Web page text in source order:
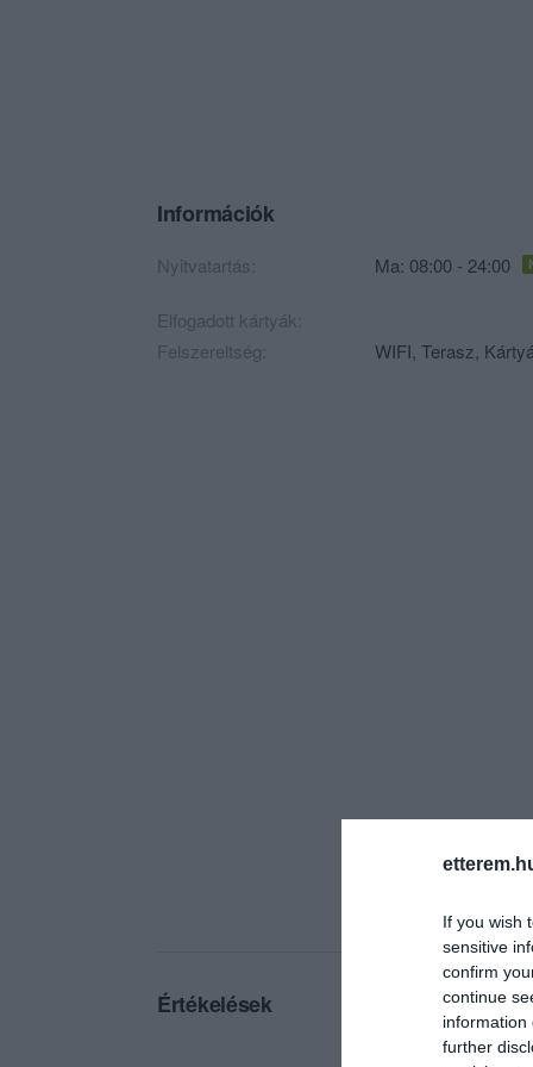
If you wish
sensitive
confirm
continue
information
further
Információk
Nyitvatartás: Ma: 08:00 - 24:00
Elfogadott kártyák:
Felszereltség:
WIFI, Terasz,
Értékelések